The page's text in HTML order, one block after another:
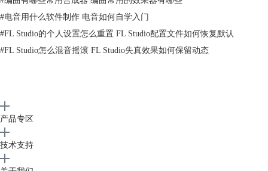
#电音用什么软件制作 电音如何自学入门
#FL Studio的个人设置怎么重置 FL Studio配置文件如何恢复默认
#FL Studio怎么混音摇滚 FL Studio失真效果如何保留动态
产品专区
技术支持